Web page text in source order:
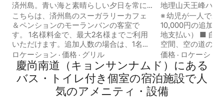
済州島。青い海と素晴らしい夕日を常に
楽しめるスーガレリー モランバン
こちらは、済州島のスーガラリーカフェ
＆ペンションのモーランバンの客室で
す。 1名様料金で、最大2名様までご利用
いただけます。追加人数の場合は、1名様
につき20,000ウォンの追加料金がかかり
ます。 2階に位置する客室で、複雑な構造
の屋根裏部屋のような寝室が装飾された
部屋です。 どのお部屋からでも海が一望
できる景色を持ち、夕日も数えることが
ロケーション · 価格 · グリル
地理山天王峰ハニ
の光の間地理山東
※ 幼児が一人で歩
10,000円の追加料
地支払い） ■ 自然と一緒に過ごす休息の
空間、空の道の宿です。 ■ 天
場は、地理山のふ
設で、地理山の天
をお楽しみいた
自然の美しさをお
です。 ■ 地理山の遊歩道3号コースに位
価格 · ロケーショ
慶尚南道（キョンサンナムド）にある
バス・トイレ付き個室の宿泊施設で人
気のアメニティ・設備